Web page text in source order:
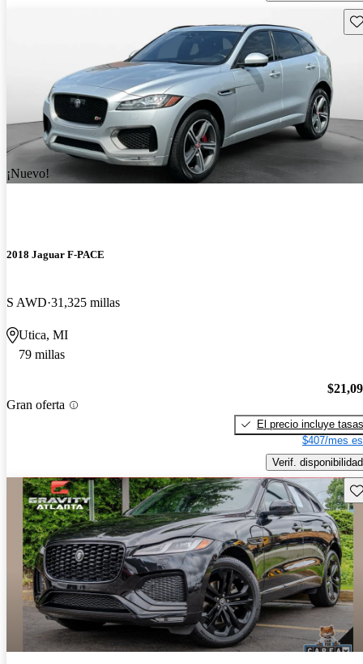
¡Nuevo!
2018 Jaguar F-PACE
S AWD 31,325 millas
Utica, MI
79 millas
Gran oferta
El precio incluye tasas
$407/mes
Verif. disponibilidad